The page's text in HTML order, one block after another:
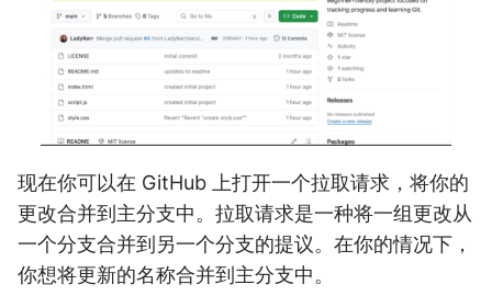
现在你可以在 GitHub 上打开一个拉取请求，将你的
更改合并到主分支中。拉取请求是一种将一组更改从
一个分支合并到另一个分支的提议。在你的情况下，
你想将更新的名称合并到主分支中。